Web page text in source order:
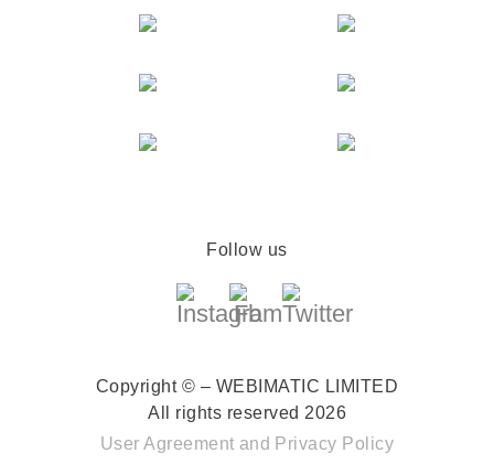
Follow us
Copyright © – WEBIMATIC LIMITED
All rights reserved 2026
User Agreement and Privacy Policy